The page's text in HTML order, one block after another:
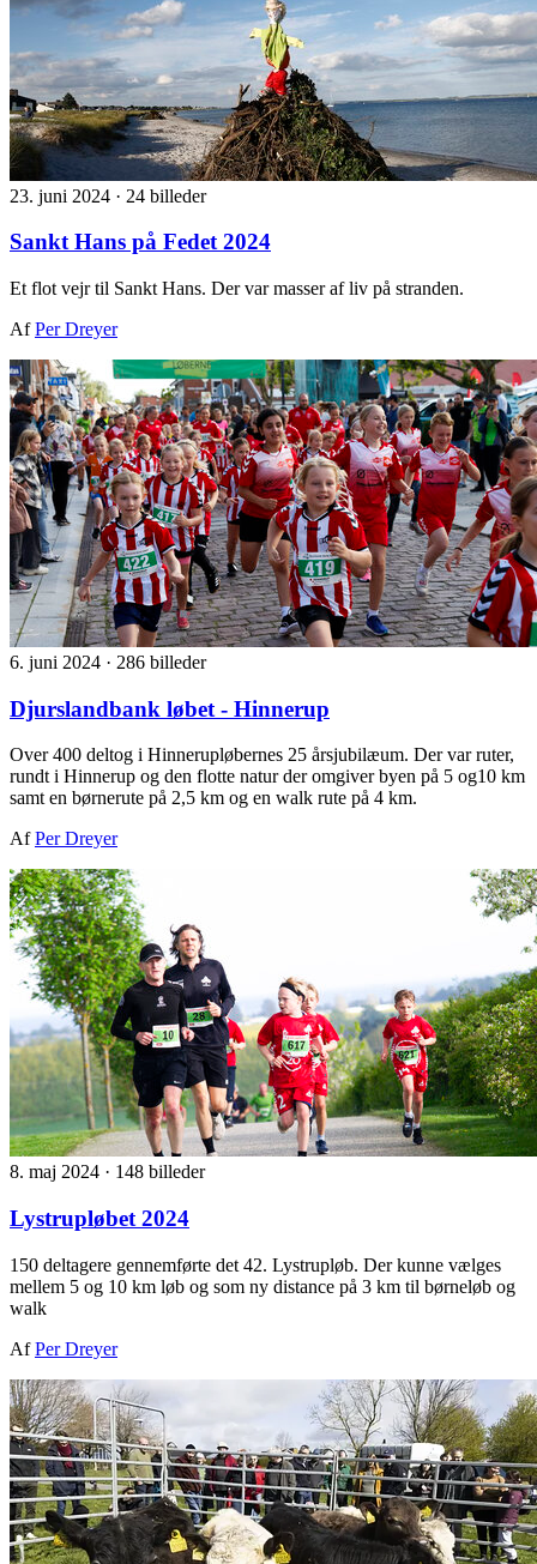
23. juni 2024 · 24 billeder
Sankt Hans på Fedet 2024
Et flot vejr til Sankt Hans. Der var masser af liv på stranden.
AfPer Dreyer
6. juni 2024 · 286 billeder
Djurslandbank løbet - Hinnerup
Over 400 deltog i Hinnerupløbernes 25 årsjubilæum. Der var ruter,
rundt i Hinnerup og den flotte natur der omgiver byen på 5 og10 km
samt en børnerute på 2,5 km og en walk rute på 4 km.
AfPer Dreyer
8. maj 2024 · 148 billeder
Lystrupløbet 2024
150 deltagere gennemførte det 42. Lystrupløb. Der kunne vælges
mellem 5 og 10 km løb og som ny distance på 3 km til børneløb og
walk
AfPer Dreyer